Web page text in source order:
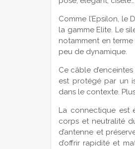
Comme l’Epsilon,
la gamme Elite. Le
notamment en
peu de dynamique.
Ce câble
est protégé par un
dans le contexte.
La connectique est
corps et neutralité
d’antenne et
d’offrir rapidité et